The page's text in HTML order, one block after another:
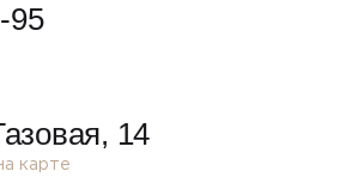
95
14
карте